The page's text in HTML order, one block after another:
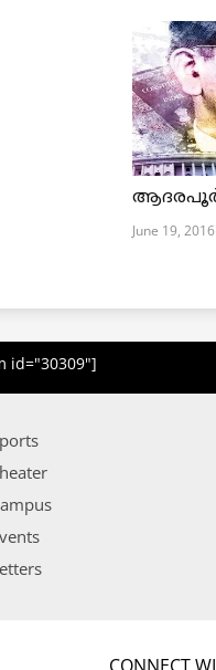
June 19, 2016
id="30309"]